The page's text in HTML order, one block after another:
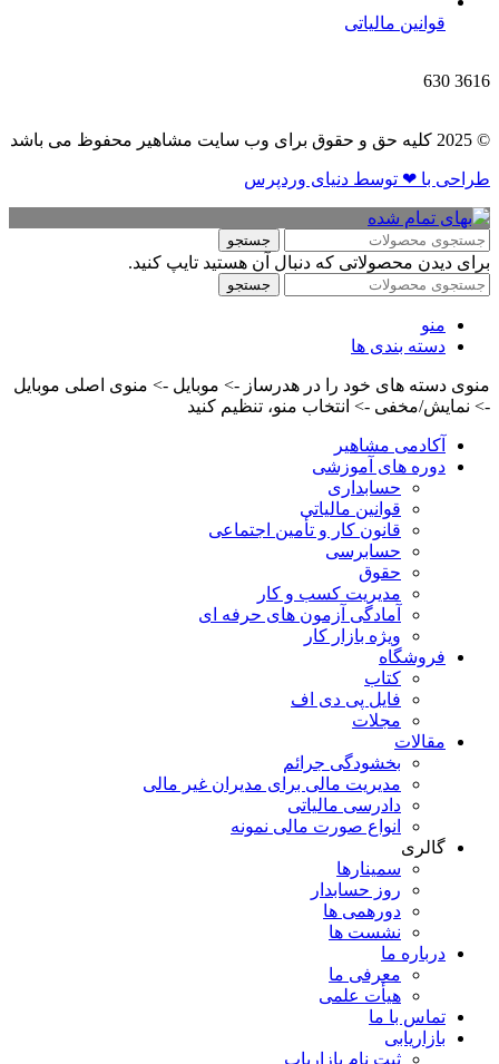
قوانین مالیاتی
3616
630
© 2025 کلیه حق و حقوق برای وب سایت مشاهیر محفوظ می باشد
طراحی با ❤ توسط​ دنیای وردپرس
جستجو
برای دیدن محصولاتی که دنبال آن هستید تایپ کنید.
جستجو
منو
دسته بندی ها
منوی دسته های خود را در هدرساز -> موبایل -> منوی اصلی موبایل
-> نمایش/مخفی -> انتخاب منو، تنظیم کنید
آکادمی مشاهیر
دوره های آموزشی
حسابداری
قوانین مالیاتی
قانون کار و تأمین اجتماعی
حسابرسی
حقوق
مدیریت کسب و کار
آمادگی آزمون های حرفه ای
ویژه بازار کار
فروشگاه
کتاب
فایل پی دی اف
مجلات
مقالات
بخشودگی جرائم
مدیریت مالی برای مدیران غیر مالی
دادرسی مالیاتی
انواع صورت مالی نمونه
گالری
سمینارها
روز حسابدار
دورهمی ها
نشست ها
درباره ما
معرفی ما
هیأت علمی
تماس با ما
بازاریابی
ثبت نام بازاریاب